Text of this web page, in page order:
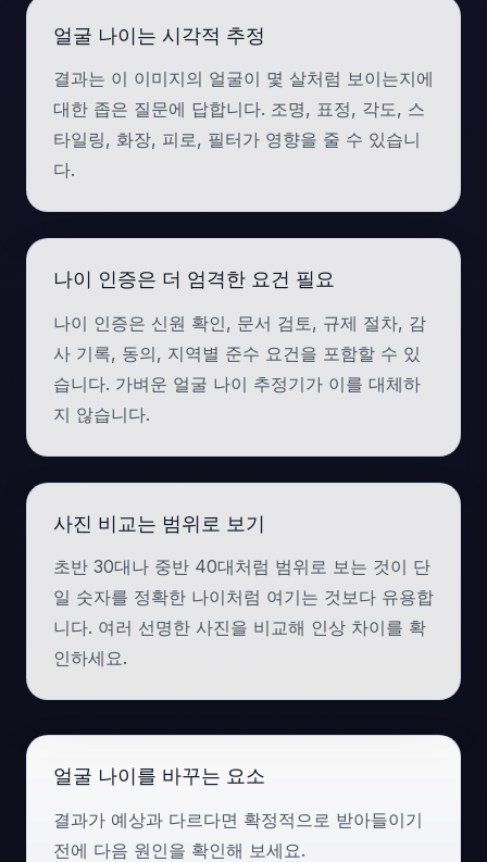
얼굴 나이는 시각적 추정
결과는 이 이미지의 얼굴이 몇 살처럼 보이는지에
대한 좁은 질문에 답합니다. 조명, 표정, 각도, 스
타일링, 화장, 피로, 필터가 영향을 줄 수 있습니
다.
나이 인증은 더 엄격한 요건 필요
나이 인증은 신원 확인, 문서 검토, 규제 절차, 감
사 기록, 동의, 지역별 준수 요건을 포함할 수 있
습니다. 가벼운 얼굴 나이 추정기가 이를 대체하
지 않습니다.
사진 비교는 범위로 보기
초반 30대나 중반 40대처럼 범위로 보는 것이 단
일 숫자를 정확한 나이처럼 여기는 것보다 유용합
니다. 여러 선명한 사진을 비교해 인상 차이를 확
인하세요.
얼굴 나이를 바꾸는 요소
결과가 예상과 다르다면 확정적으로 받아들이기
전에 다음 원인을 확인해 보세요.